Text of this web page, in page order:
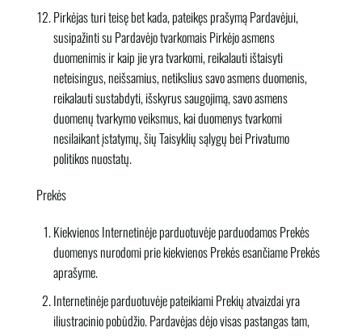
Pirkėjas turi teisę bet kada, pateikęs prašymą Pardavėjui,
susipažinti su Pardavėjo tvarkomais Pirkėjo asmens
duomenimis ir kaip jie yra tvarkomi, reikalauti ištaisyti
neteisingus, neišsamius, netikslius savo asmens duomenis,
reikalauti sustabdyti, išskyrus saugojimą, savo asmens
duomenų tvarkymo veiksmus, kai duomenys tvarkomi
nesilaikant įstatymų, šių Taisyklių sąlygų bei Privatumo
politikos nuostatų.
Prekės
Kiekvienos Internetinėje parduotuvėje parduodamos Prekės
duomenys nurodomi prie kiekvienos Prekės esančiame Prekės
aprašyme.
Internetinėje parduotuvėje pateikiami Prekių atvaizdai yra
iliustracinio pobūdžio. Pardavėjas dėjo visas pastangas tam,